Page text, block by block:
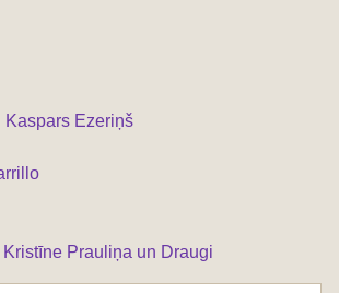
Ezeriņš
Prauliņa un Draugi